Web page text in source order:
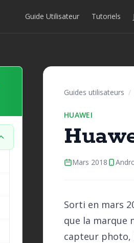
Guide Utilisateur Tutoriels
Guides utilisateurs /
HUAWEI
Mars 2018
Sorti en mars
que la marque
capteur photo,